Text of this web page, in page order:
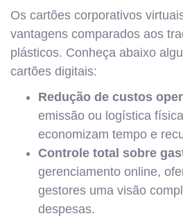
Os cartões corporativos
vantagens comparados aos
plásticos. Conheça abaixo
cartões digitais:
Redução de custos
emissão ou logística
economizam tempo e
Controle total sobre
gerenciamento online,
gestores uma visão
despesas.